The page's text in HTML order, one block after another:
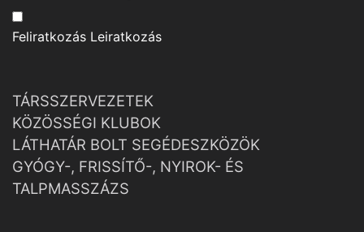
Feliratkozás Leiratkozás
TÁRSSZERVEZETEK
KÖZÖSSÉGI KLUBOK
LÁTHATÁR BOLT SEGÉDESZKÖZÖK
GYÓGY-, FRISSÍTŐ-, NYIROK- ÉS
TALPMASSZÁZS